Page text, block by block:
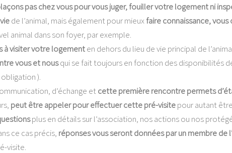
pas chez vous pour vous juger, fouiller votre logement ni
de l’animal, mais également pour mieuxfaire connaissance,
animal dans son foyer, par exemple.
à visiter votre logementen dehors du lieu de vie principal de
vous et nousqui se fait toujours en fonction des disponibilités
).
d’échange etcette première rencontre permets
peut être appeler pour effectuer cette pré-visitepour autant
plus en détails sur l’association, nos actions ou nos
ce cas précis, réponses vous seront données par un membre de
visite.